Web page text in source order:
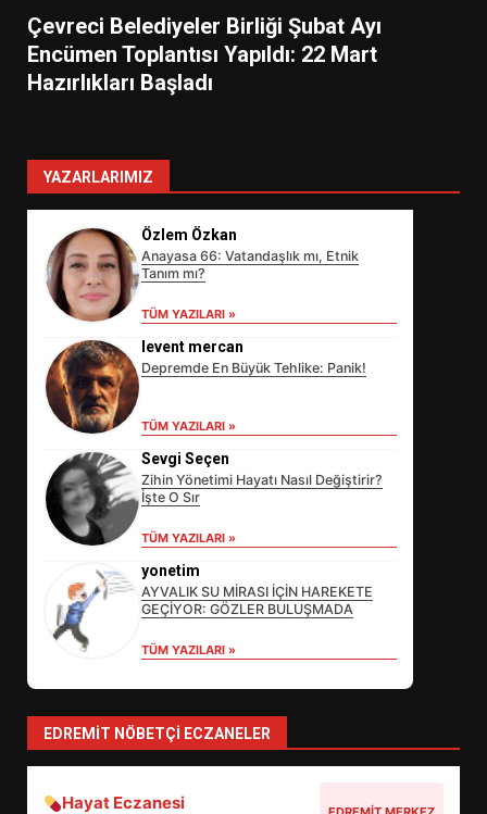
Çevreci Belediyeler Birliği Şubat Ayı
Encümen Toplantısı Yapıldı: 22 Mart
Hazırlıkları Başladı
YAZARLARIMIZ
Özlem Özkan
Anayasa 66: Vatandaşlık mı, Etnik
Tanım mı?
TÜM YAZILARI »
levent mercan
Depremde En Büyük Tehlike: Panik!
TÜM YAZILARI »
Sevgi Seçen
Zihin Yönetimi Hayatı Nasıl Değiştirir?
İşte O Sır
TÜM YAZILARI »
yonetim
AYVALIK SU MİRASI İÇİN HAREKETE
GEÇİYOR: GÖZLER BULUŞMADA
TÜM YAZILARI »
EDREMIT NÖBETÇI ECZANELER
Hayat Eczanesi
SÜRDÜRÜLEBİLİRLİKTE NE
DEĞİŞECEK?
4